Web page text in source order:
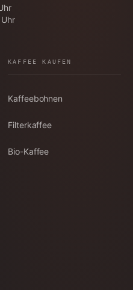
KAFFEE KAUFEN
Kaffeebohnen
Filterkaffee
Bio-Kaffee